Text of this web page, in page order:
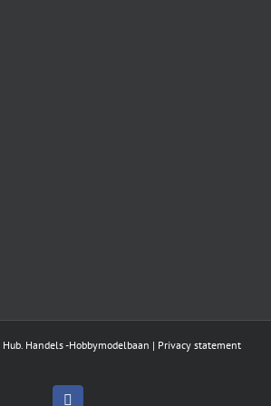
Hub. Handels-Hobbymodelbaan | Privacy statement